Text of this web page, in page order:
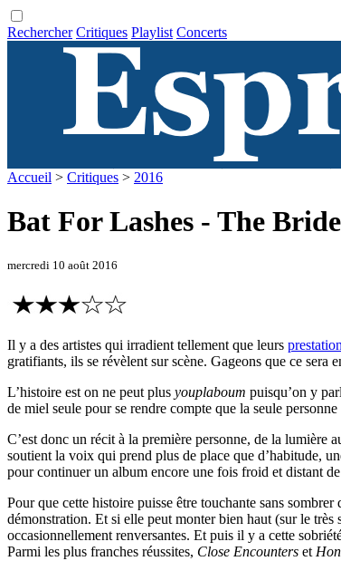
Rechercher Critiques Playlist Concerts
Accueil > Critiques > 2016
Bat For Lashes - The Bride
mercredi 10 août 2016
Il y a des artistes qui irradient tellement que leurs
gratifiants, ils se révèlent sur scène. Gageons que ce sera
L’histoire est on ne peut plus youplaboum puisqu’on y
de miel seule pour se rendre compte que la seule
C’est donc un récit à la première personne, de la lumière
soutient la voix qui prend plus de place que d’habitude,
pour continuer un album encore une fois froid et distant
Pour que cette histoire puisse être touchante sans
démonstration. Et si elle peut monter bien haut (sur le très
occasionnellement renversantes. Et puis il y a cette
Parmi les plus franches réussites, Close Encounters et